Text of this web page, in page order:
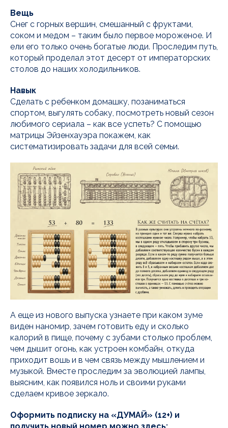
Вещь
Снег с горных вершин, смешанный с фруктами,
соком и медом – таким было первое мороженое. И
ели его только очень богатые люди. Проследим путь,
который проделал этот десерт от императорских
столов до наших холодильников.
Навык
Сделать с ребенком домашку, позаниматься
спортом, выгулять собаку, посмотреть новый сезон
любимого сериала – как все успеть? С помощью
матрицы Эйзенхауэра покажем, как
систематизировать задачи для всей семьи.
А еще из нового выпуска узнаете при каком зуме
виден наномир, зачем готовить еду и сколько
калорий в пище, почему с зубами столько проблем,
чем дышит огонь, как устроен комбайн, откуда
приходит вошь и в чем связь между мышлением и
музыкой. Вместе проследим за эволюцией лампы,
выясним, как появился ноль и своими руками
сделаем кривое зеркало.
Оформить подписку на «ДУМАЙ» (12+) и
получить новый номер можно здесь: